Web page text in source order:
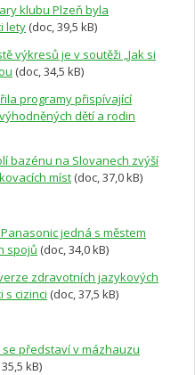
klubu Plzeň byla
lety (doc, 39,5 kB)
výkresů je v soutěži „Jak si
(doc, 34,5 kB)
programy přispívající
dětí a rodin
bazénu na Slovanech zvýší
míst (doc, 37,0 kB)
jedná s městem
spojů (doc, 34,0 kB)
zdravotních jazykových
s cizinci (doc, 37,5 kB)
se představí v mázhauzu
kB)